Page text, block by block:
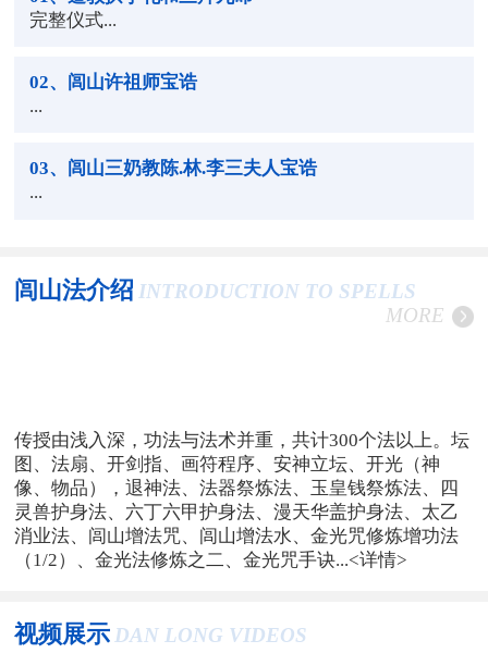
完整仪式...
02、闾山许祖师宝诰
...
03、闾山三奶教陈.林.李三夫人宝诰
...
闾山法介绍 INTRODUCTION TO SPELLS
MORE
传授由浅入深，功法与法术并重，共计300个法以上。坛
图、法扇、开剑指、画符程序、安神立坛、开光（神
像、物品），退神法、法器祭炼法、玉皇钱祭炼法、四
灵兽护身法、六丁六甲护身法、漫天华盖护身法、太乙
消业法、闾山增法咒、闾山增法水、金光咒修炼增功法
（1/2）、金光法修炼之二、金光咒手诀...<详情>
视频展示 DAN LONG VIDEOS